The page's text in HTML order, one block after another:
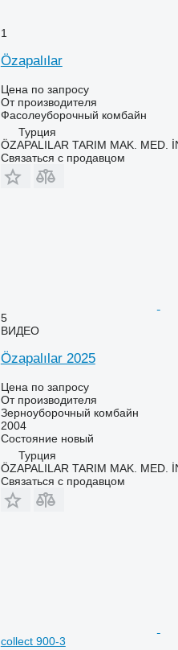
1
Özapalılar
Цена по запросу
От производителя
Фасолеуборочный комбайн
Турция
ÖZAPALILAR TARIM MAK. MED.
Связаться с продавцом
5
ВИДЕО
Özapalılar 2025
Цена по запросу
От производителя
Зерноуборочный комбайн
2004
Состояниеновый
Турция
ÖZAPALILAR TARIM MAK. MED.
Связаться с продавцом
collect 900-3